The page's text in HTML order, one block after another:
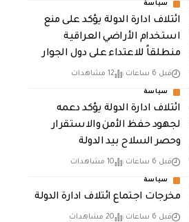
سياسة
ائتلاف ادارة الدولة يؤكد على منع
استخدام الأراضي العراقية
منطلقاً للاعتداء على دول الجوار
قبل 6 ساعات 12 مشاهدات
سياسة
ائتلاف ادارة الدولة يؤكد دعمه
لجهود حفظ الأمن والاستقرار
وحصر السلاح بيد الدولة
قبل 6 ساعات 10 مشاهدات
سياسة
مخرجات اجتماع ائتلاف ادارة الدولة
قبل 6 ساعات 20 مشاهدات